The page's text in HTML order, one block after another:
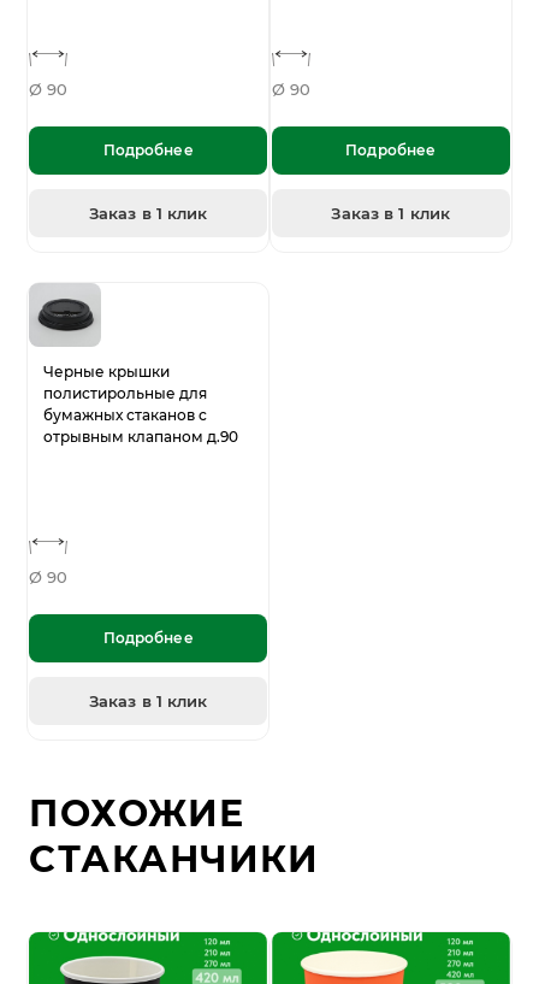
Ø 90
Подробнее
Заказ в 1 клик
Ø 90
Подробнее
Заказ в 1 клик
Черные крышки
полистирольные для
бумажных стаканов с
отрывным клапаном д.90
Ø 90
Подробнее
Заказ в 1 клик
ПОХОЖИЕ
СТАКАНЧИКИ